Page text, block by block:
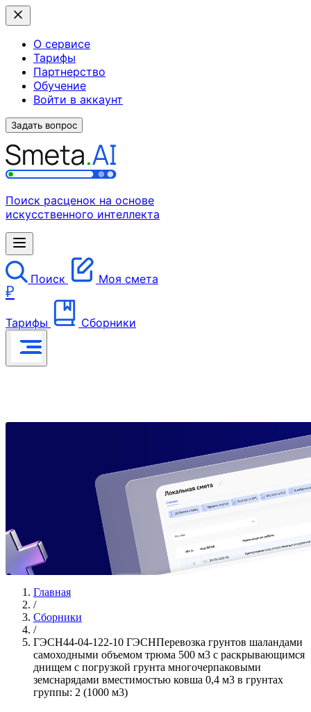
О сервисе
Тарифы
Партнерство
Обучение
Войти в аккаунт
Задать вопрос
Поиск расценок на основе
искусственного интеллекта
Поиск Моя смета
₽
Тарифы Сборники
Главная
/
Сборники
/
ГЭСН44-04-122-10 ГЭСНПеревозка грунтов шаландами
самоходными объемом трюма 500 м3 с раскрывающимся
днищем с погрузкой грунта многочерпаковыми
земснарядами вместимостью ковша 0,4 м3 в грунтах
группы: 2 (1000 м3)